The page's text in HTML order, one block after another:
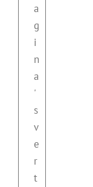
a
g
i
n
a
'
s
v
e
r
t